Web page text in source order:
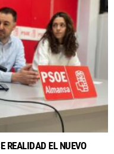
REALIDAD EL NUEVO